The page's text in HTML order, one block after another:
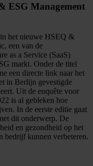
ESG Management
het nieuwe HSEQ &
een van de
as a Service (SaaS)
markt. Onder de titel
een directe link naar het
in Berlijn gevestigde
Uit de enquête voor
is al gebleken hoe
In de eerste editie gaat
dit onderwerp. De
en gezondheid op het
bedrijf kunnen verbeteren.